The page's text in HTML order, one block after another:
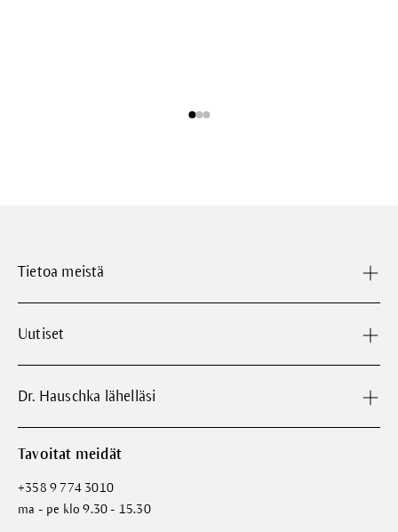
Tietoa meistä
Uutiset
Dr. Hauschka lähelläsi
Tavoitat meidät
+358 9 774 3010
ma - pe klo 9.30 - 15.30